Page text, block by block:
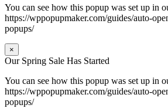
You can see how this popup was set up in
https://wppopupmaker.com/guides/auto-
popups/
×
Our Spring Sale Has Started
You can see how this popup was set up in
https://wppopupmaker.com/guides/auto-
popups/